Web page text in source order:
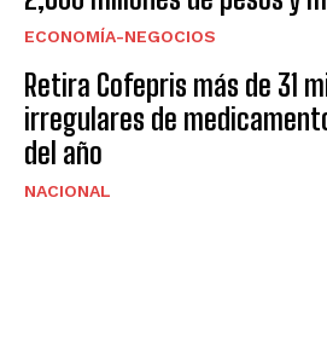
ECONOMÍA-NEGOCIOS
Retira Cofepris más de 31
irregulares de
del año
NACIONAL